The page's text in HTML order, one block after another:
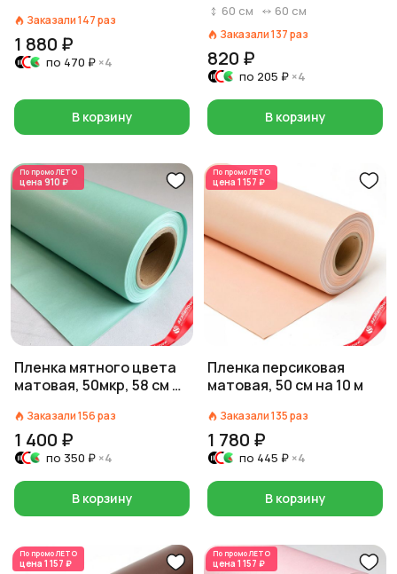
Заказали147раз
1 880 ₽
по 470 ₽ ×4
В корзину
60 см 60 см
Заказали137раз
820 ₽
по 205 ₽ ×4
В корзину
По промоЛЕТО
цена 910 ₽
Пленка мятного цвета
матовая, 50мкр, 58 см на
Заказали156раз
1 400 ₽
по 350 ₽ ×4
В корзину
По промоЛЕТО
цена 1 157 ₽
Пленка персиковая
матовая, 50 см на 10 м
Заказали135раз
1 780 ₽
по 445 ₽ ×4
В корзину
По промоЛЕТО
цена 1 157 ₽
По промоЛЕТО
цена 1 157 ₽